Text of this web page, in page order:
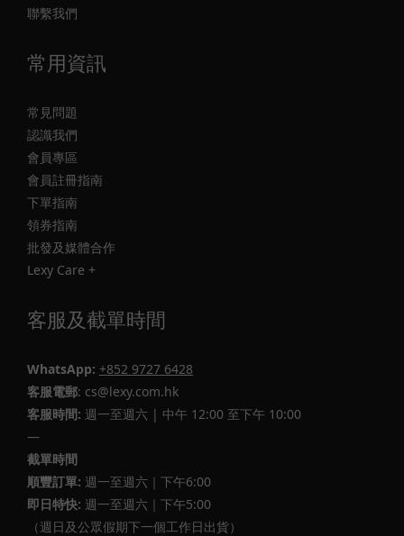
聯繫我們
常用資訊
常見問題
認識我們
會員專區
會員註冊指南
下單指南
領券指南
批發及媒體合作
Lexy Care +
客服及截單時間
WhatsApp: +852 9727 6428
客服電郵: cs@lexy.com.hk
客服時間: 週一至週六 | 中午 12:00 至下午 10:00
—
截單時間
順豐訂單: 週一至週六｜下午6:00
即日特快: 週一至週六｜下午5:00
（週日及公眾假期下一個工作日出貨）